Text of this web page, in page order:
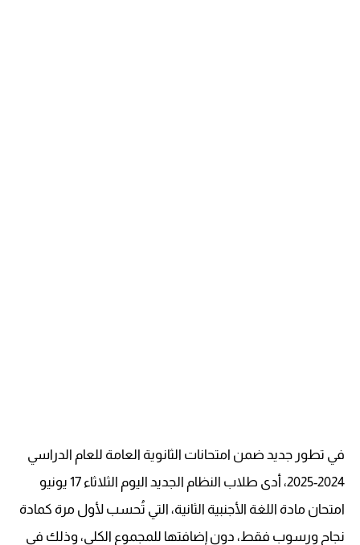
في تطور جديد ضمن امتحانات الثانوية العامة للعام الدراسي
2024-2025، أدى طلاب النظام الجديد اليوم الثلاثاء 17 يونيو
امتحان مادة اللغة الأجنبية الثانية، التي تُحسب لأول مرة كمادة
نجاح ورسوب فقط، دون إضافتها للمجموع الكلي، وذلك في